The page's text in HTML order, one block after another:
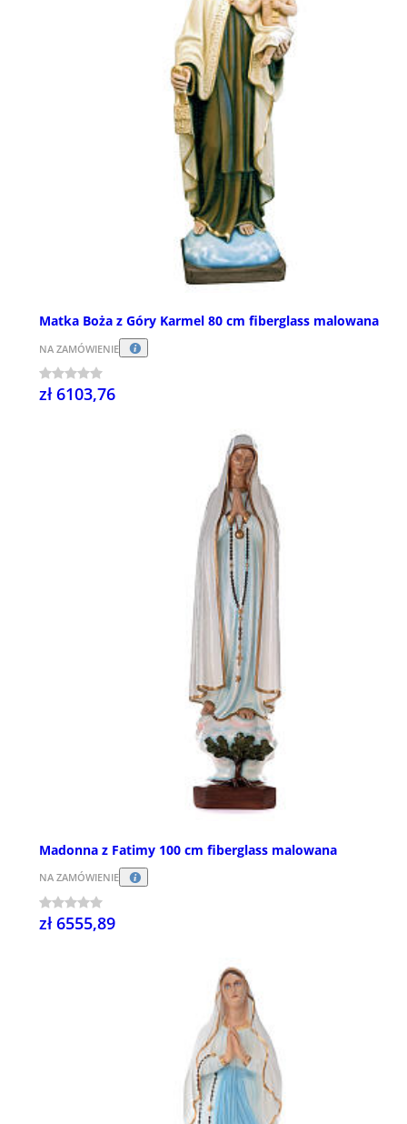
Matka Boża z Góry Karmel 80 cm fiberglass malowana
NA ZAMÓWIENIE
zł 6103,76
Madonna z Fatimy 100 cm fiberglass malowana
NA ZAMÓWIENIE
zł 6555,89